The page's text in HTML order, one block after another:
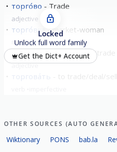
торго́во Trade
adjective
торго́вка market-woman
noun feminine
торго́вый commercial/trade
adjective
торгова́ть
Locked
Unlock full word family
Get the Dict+ Account
OTHER SOURCES (AUTO
Wiktionary PONS bab.la